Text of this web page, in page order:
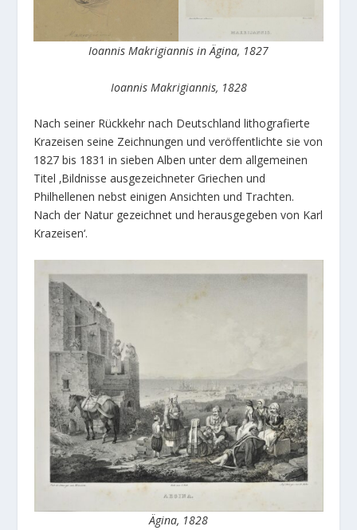
Ioannis Makrigiannis in Ägina, 1827
Ioannis Makrigiannis, 1828
Nach seiner Rückkehr nach Deutschland lithografierte
Krazeisen seine Zeichnungen und veröffentlichte sie von
1827 bis 1831 in sieben Alben unter dem allgemeinen
Titel ‚Bildnisse ausgezeichneter Griechen und
Philhellenen nebst einigen Ansichten und Trachten.
Nach der Natur gezeichnet und herausgegeben von Karl
Krazeisen‘.
Ägina, 1828